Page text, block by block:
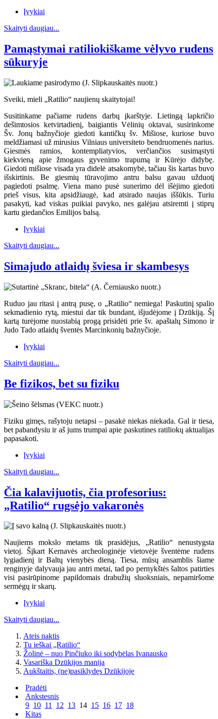
Įvykiai
Skaityti daugiau...
Pamąstymai ratiliokiškame vėlyvo rudens
sūkuryje
Sveiki, mieli „Ratilio“ naujienų skaitytojai!
Susitinkame pačiame rudens darbų įkarštyje. Lietingą lapkričio
dešimtosios ketvirtadienį, baigiantis Vėlinių oktavai, susirinkome
Šv. Jonų bažnyčioje giedoti kantičkų šv. Mišiose, kuriose buvo
meldžiamasi už mirusius Vilniaus universiteto bendruomenės narius.
Giesmės ramios, kontempliatyvios, verčiančios susimąstyti
kiekvieną apie žmogaus gyvenimo trapumą ir Kūrėjo didybę.
Giedoti mišiose visada yra didelė atsakomybė, tačiau šis kartas buvo
išskirtinis. Be giesmių tūravojimo antru balsu gavau užduotį
pagiedoti psalmę. Viena mano pusė sunerimo dėl išėjimo giedoti
prieš visus, kita apsidžiaugė, kad atsirado naujas iššūkis. Turiu
pasakyti, kad viskas puikiai pavyko, nes galėjau atsiremti į stiprų
kartu giedančios Emilijos balsą.
Įvykiai
Skaityti daugiau...
Simajudo atlaidų šviesa ir skambesys
Ruduo jau ritasi į antrą pusę, o „Ratilio“ nemiega! Paskutinį spalio
sekmadienio rytą, miestui dar tik bundant, išjudėjome į Dzūkiją. Šį
kartą turėjome nuostabią progą prisidėti prie šv. apaštalų Simono ir
Judo Tado atlaidų šventės Marcinkonių bažnyčioje.
Įvykiai
Skaityti daugiau...
Be fizikos, bet su fiziku
Fiziku gimęs, rašytoju netapsi – pasakė niekas niekada. Gal ir tiesa,
bet pabandysiu ir aš jums trumpai apie paskutines ratiliokų aktualijas
papasakoti.
Įvykiai
Skaityti daugiau...
Čia kalavijuotis, čia profesorius:
„Ratilio“ rugsėjo vakaronės
Naujiems mokslo metams tik prasidėjus, „Ratilio“ nenustygsta
vietoj. Šįkart Kernavės archeologinėje vietovėje šventėme rudens
lygiadienį ir Baltų vienybės dieną. Tiesa, mūsų ansamblis šiame
renginyje dalyvauja jau antri metai, tad po pernykštės šaltos patirties
visi pasirūpinome papildomais drabužių sluoksniais, nepamiršome
sermėgų ir skarų.
Įvykiai
Skaityti daugiau...
Ateis naktis
Tu ieškai „Ratilio“
Žolinė – nuo Pinčiuko iki sodybėlas Ivanausko
Vasariška Dzūkijos manija
Aukštaitis, (ne)pasiklydęs Dzūkijoje
Pradėti
Ankstesnis
9 10 11 12 13 14 15 16 17 18
Kitas